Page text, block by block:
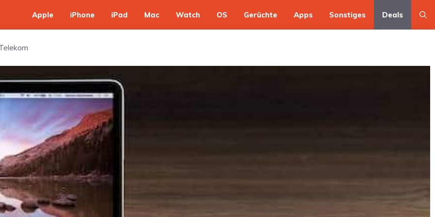
Apple iPhone iPad Mac Watch OS Gerüchte Apps Sonstiges Deals